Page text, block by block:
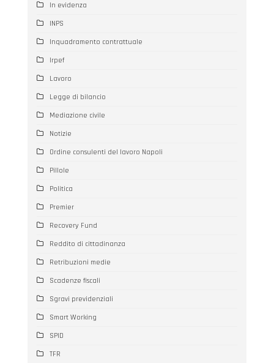
In evidenza
INPS
Inquadramento contrattuale
Irpef
Lavoro
Legge di bilancio
Mediazione civile
Notizie
Ordine consulenti del lavoro Napoli
Pillole
Politica
Premier
Recovery Fund
Reddito di cittadinanza
Retribuzioni medie
Scadenze fiscali
Sgravi previdenziali
Smart Working
SPID
TFR